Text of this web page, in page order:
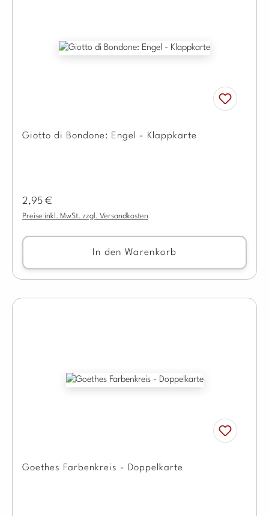
Giotto di Bondone: Engel - Klappkarte
Regulärer Preis:
2,95 €
Preise inkl. MwSt. zzgl. Versandkosten
In den Warenkorb
Goethes Farbenkreis - Doppelkarte